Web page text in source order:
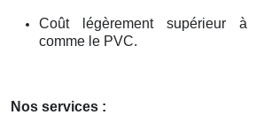
Coût légèrement supérieur à
comme le PVC.
Nos services :